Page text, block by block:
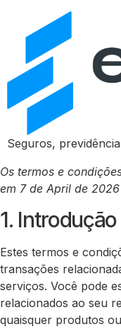
Seguros,
Os termos e
em 7 de April de 2026
1. Introdução
Estes termos e
transações
serviços. Você pode
relacionados ao seu
quaisquer produtos